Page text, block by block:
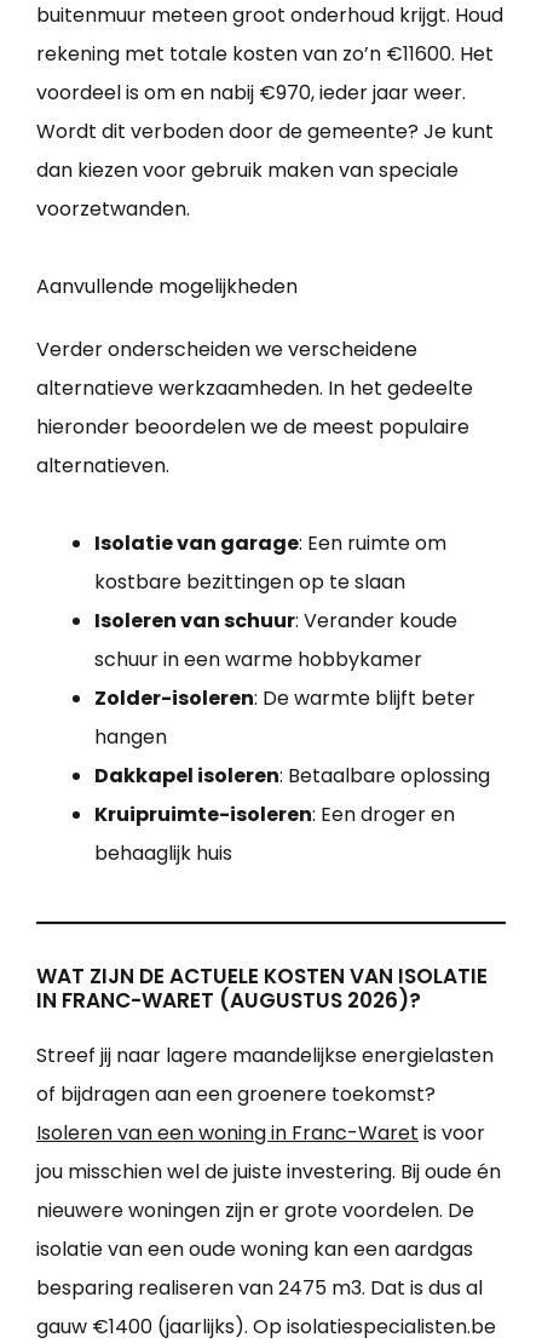
buitenmuur meteen groot onderhoud krijgt. Houd
rekening met totale kosten van zo’n €11600. Het
voordeel is om en nabij €970, ieder jaar weer.
Wordt dit verboden door de gemeente? Je kunt
dan kiezen voor gebruik maken van speciale
voorzetwanden.
Aanvullende mogelijkheden
Verder onderscheiden we verscheidene
alternatieve werkzaamheden. In het gedeelte
hieronder beoordelen we de meest populaire
alternatieven.
Isolatie van garage: Een ruimte om
kostbare bezittingen op te slaan
Isoleren van schuur: Verander koude
schuur in een warme hobbykamer
Zolder-isoleren: De warmte blijft beter
hangen
Dakkapel isoleren: Betaalbare oplossing
Kruipruimte-isoleren: Een droger en
behaaglijk huis
WAT ZIJN DE ACTUELE KOSTEN VAN ISOLATIE
IN FRANC-WARET (AUGUSTUS 2026)?
Streef jij naar lagere maandelijkse energielasten
of bijdragen aan een groenere toekomst?
Isoleren van een woning in Franc-Waret is voor
jou misschien wel de juiste investering. Bij oude én
nieuwere woningen zijn er grote voordelen. De
isolatie van een oude woning kan een aardgas
besparing realiseren van 2475 m3. Dat is dus al
gauw €1400 (jaarlijks). Op isolatiespecialisten.be